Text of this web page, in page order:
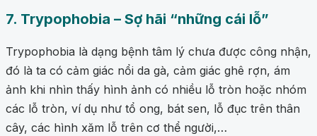
7. Trypophobia – Sợ hãi “những cái lỗ”
Trypophobia là dạng bệnh tâm lý chưa được công nhận,
đó là ta có cảm giác nổi da gà, cảm giác ghê rợn, ám
ảnh khi nhìn thấy hình ảnh có nhiều lỗ tròn hoặc nhóm
các lỗ tròn, ví dụ như tổ ong, bát sen, lỗ đục trên thân
cây, các hình xăm lỗ trên cơ thể người,…